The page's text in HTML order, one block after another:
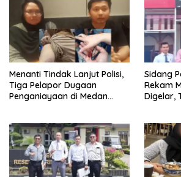
Menanti Tindak Lanjut Polisi,
Tiga Pelapor Dugaan
Penganiayaan di Medan
Sidang
Rekam
Digelar,